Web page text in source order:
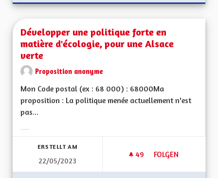
Développer une politique forte en
matière d'écologie, pour une Alsace
verte
Proposition anonyme
Mon Code postal (ex : 68 000) : 68000Ma
proposition : La politique menée actuellement n'est
pas...
ERSTELLT AM
22/05/2023
49 49 FOLLOWER
FOLGEN
DÉVELOPPER UNE